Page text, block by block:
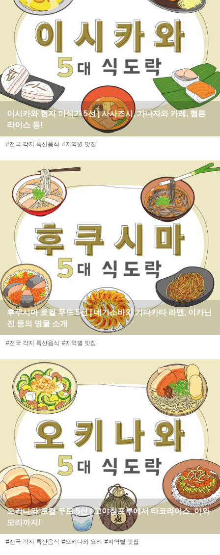
이시카와 현지 미식가 5선 | 사사즈시, 가나자와 카레, 햄튼
라이스 등!
#전국 각지 특산음식 #지역별 맛집
후쿠시마 로컬 푸드 5선 | 네기소바와 기타카타 라멘, 이카닌
진 등의 명물 소개
#전국 각지 특산음식 #지역별 맛집
오키나와 로컬 푸드 5선 | 고야참프루에서 타코라이스, 아와
모리까지!
#전국 각지 특산음식 #오키나와 요리 #지역별 맛집